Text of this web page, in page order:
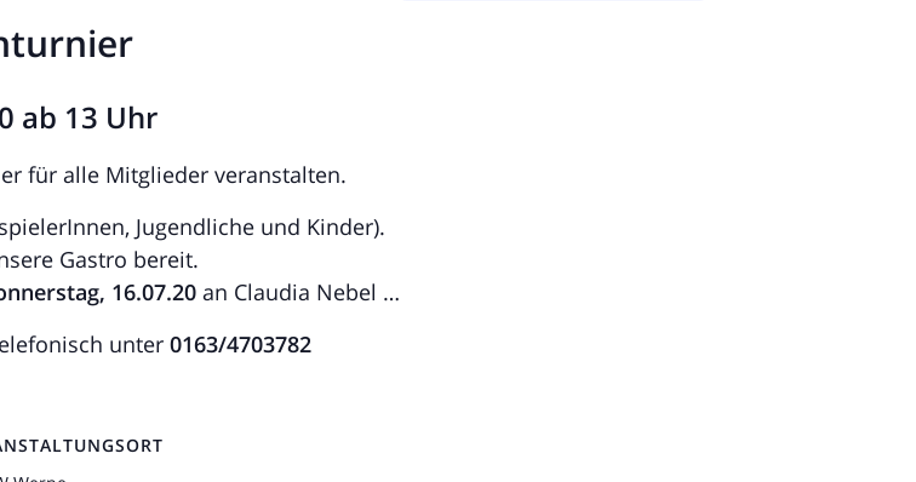
ab 13 Uhr
für alle Mitglieder veranstalten.
Jugendliche und Kinder).
Gastro bereit.
16.07.20 an Claudia Nebel …
unter 0163/4703782